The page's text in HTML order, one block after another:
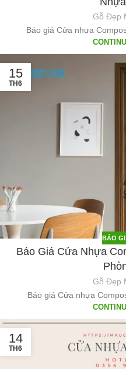
Gỗ Đẹp
Báo giá Cửa nhựa
15
TH6
BÁO
Báo Giá Cửa Nhựa
Gỗ Đẹp
Báo giá Cửa nhựa
14
TH6